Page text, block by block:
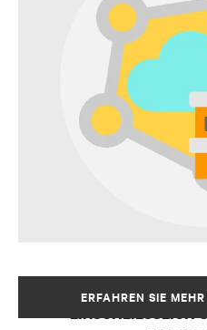
VIELE WEITERE
EINSCHLIESSLICH
ERFAHREN SIE